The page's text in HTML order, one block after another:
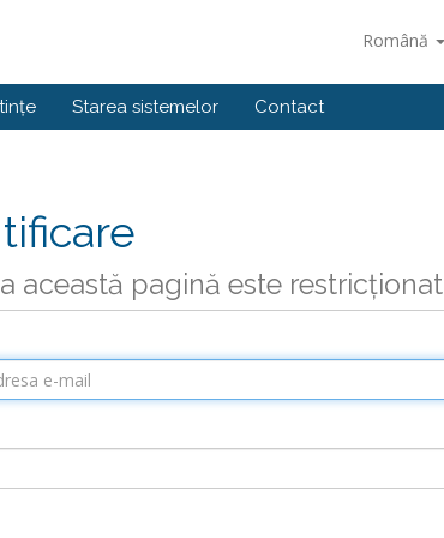
Română
Starea sistemelor Contact
această pagină este restricționat